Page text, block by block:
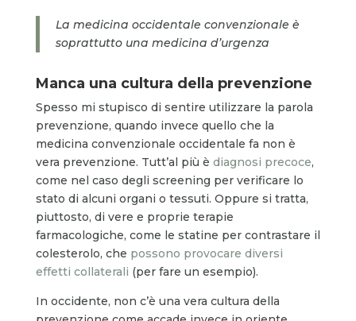
La medicina occidentale convenzionale è
soprattutto una medicina d’urgenza
Manca una cultura della prevenzione
Spesso mi stupisco di sentire utilizzare la parola
prevenzione, quando invece quello che la
medicina convenzionale occidentale fa non è
vera prevenzione. Tutt’al più è diagnosi precoce,
come nel caso degli screening per verificare lo
stato di alcuni organi o tessuti. Oppure si tratta,
piuttosto, di vere e proprie terapie
farmacologiche, come le statine per contrastare il
colesterolo, che possono provocare diversi
effetti collaterali (per fare un esempio).
In occidente, non c’è una vera cultura della